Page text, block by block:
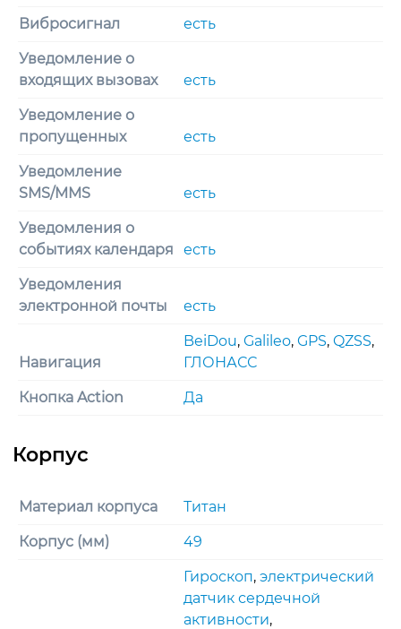
Вибросигнал есть
Уведомление о
входящих вызовах
есть
Уведомление о
пропущенных
есть
Уведомление
SMS/MMS
есть
Уведомления о
событиях календаря
есть
Уведомления
электронной почты
есть
Навигация
BeiDou, Galileo, GPS, QZSS,
ГЛОНАСС
Кнопка Action Да
Материал корпуса Титан
Корпус (мм) 49
Гироскоп, электрический
датчик сердечной
активности,